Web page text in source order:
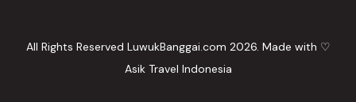
All Rights Reserved LuwukBanggai.com 2026. Made with ♡
Asik Travel Indonesia